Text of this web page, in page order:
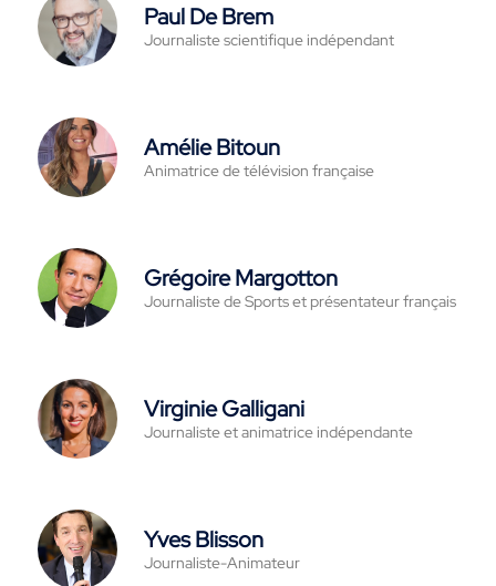
Paul De Brem
Journaliste scientifique indépendant
Amélie Bitoun
Animatrice de télévision française
Grégoire Margotton
Journaliste de Sports et présentateur français
Virginie Galligani
Journaliste et animatrice indépendante
Yves Blisson
Journaliste-Animateur